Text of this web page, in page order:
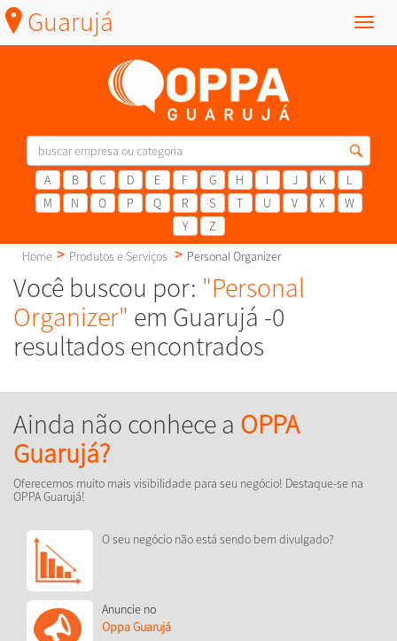
Menu
Guarujá
A B C D E F G H I J K
L
M
N O P Q R S T U V X
W
Y
Z
Home
Produtos e Serviços Personal Organizer
Você buscou por: "Personal
Organizer" em Guarujá -0
resultados encontrados
Ainda não conhece a OPPA
Guarujá?
Oferecemos muito mais visibilidade para seu negócio! Destaque-se na
OPPA Guarujá!
O seu negócio não está sendo bem divulgado?
Anuncie no
Oppa Guarujá